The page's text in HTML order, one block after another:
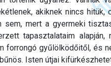
akiknek nincs
mert a gyermeki
tapasztalataim
forrongó gyűlölködőitől, és
Isten útjai